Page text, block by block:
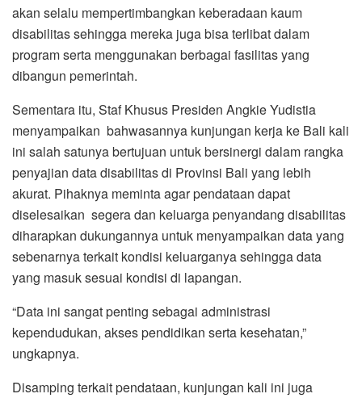
akan selalu mempertimbangkan keberadaan kaum
disabilitas sehingga mereka juga bisa terlibat dalam
program serta menggunakan berbagai fasilitas yang
dibangun pemerintah.
Sementara itu, Staf Khusus Presiden Angkie Yudistia
menyampaikan bahwasannya kunjungan kerja ke Bali kali
ini salah satunya bertujuan untuk bersinergi dalam rangka
penyajian data disabilitas di Provinsi Bali yang lebih
akurat. Pihaknya meminta agar pendataan dapat
diselesaikan segera dan keluarga penyandang disabilitas
diharapkan dukungannya untuk menyampaikan data yang
sebenarnya terkait kondisi keluarganya sehingga data
yang masuk sesuai kondisi di lapangan.
“Data ini sangat penting sebagai administrasi
kependudukan, akses pendidikan serta kesehatan,”
ungkapnya.
Disamping terkait pendataan, kunjungan kali ini juga